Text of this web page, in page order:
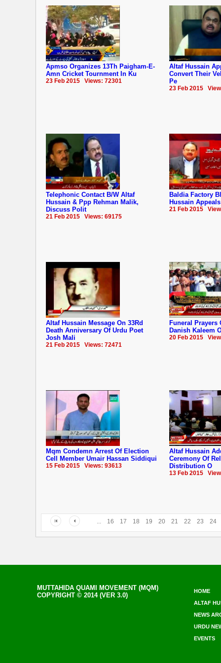
Apmso Organizes 13Th Paigham-E-
Amn Cricket Tournment In Ku
23 Feb 2015 Views: 72301
Altaf Hussain
Convert Their
Pe
23 Feb 2015
Telephonic Contact B/W Altaf
Hussain & Ppp Rehman Malik,
Discuss Polit
21 Feb 2015 Views: 69175
Baldia Factory
Hussain
21 Feb 2015
Altaf Hussain Message On 33Rd
Death Anniversary Of Urdu Poet
Josh Mali
21 Feb 2015 Views: 72471
Funeral Prayers
Danish Kaleem
20 Feb 2015
Mqm Condemn Arrest Of Election
Cell Member Umair Hassan Siddiqui
15 Feb 2015 Views: 93613
Altaf Hussain
Ceremony Of
Distribution O
13 Feb 2015
... 16 17 18 19 20 21 22 23 24
MUTTAHIDA QUAMI MOVEMENT (MQM)
COPYRIGHT © 2014 (VER 3.0)
HOME
ALTAF
NEWS
URDU
EVENTS